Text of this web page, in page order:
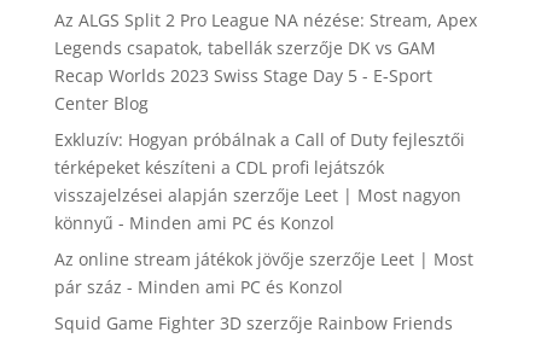
Az ALGS Split 2 Pro League NA nézése: Stream, Apex
Legends csapatok, tabellákszerzője DK vs GAM
Recap Worlds 2023 Swiss Stage Day 5 - E-Sport
Center Blog
Exkluzív: Hogyan próbálnak a Call of Duty fejlesztői
térképeket készíteni a CDL profi lejátszók
visszajelzései alapján szerzője Leet | Most nagyon
könnyű - Minden ami PC és Konzol
Az online stream játékok jövője szerzője Leet | Most
pár száz - Minden ami PC és Konzol
Squid Game Fighter 3Dszerzője Rainbow Friends